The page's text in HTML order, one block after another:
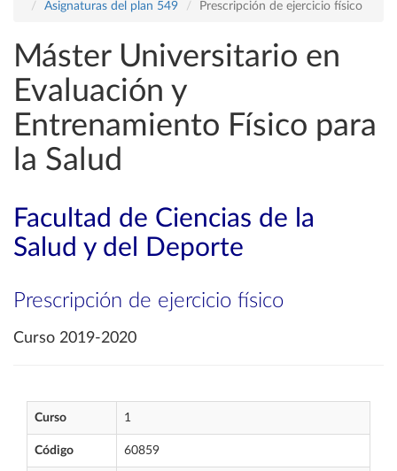
Asignaturas del plan 549
Prescripción de ejercicio físico
Máster Universitario en
Evaluación y
Entrenamiento Físico para
la Salud
Facultad de Ciencias de la
Salud y del Deporte
Prescripción de ejercicio físico
Curso 2019-2020
Curso 1
Código 60859